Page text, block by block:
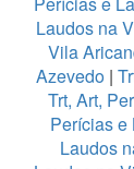
Laudos na
Vila
Azevedo|
Trt, Art,
Perícias e
Laudos